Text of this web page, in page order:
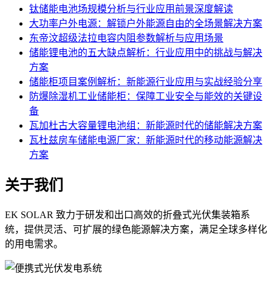
钛储能电池场规模分析与行业应用前景深度解读
大功率户外电源：解锁户外能源自由的全场景解决方案
东帝汶超级法拉电容内阻参数解析与应用场景
储能锂电池的五大缺点解析：行业应用中的挑战与解决
方案
储能柜项目案例解析：新能源行业应用与实战经验分享
防爆除湿机工业储能柜：保障工业安全与能效的关键设
备
瓦加杜古大容量锂电池组：新能源时代的储能解决方案
瓦杜兹房车储能电源厂家：新能源时代的移动能源解决
方案
关于我们
EK SOLAR 致力于研发和出口高效的折叠式光伏集装箱系
统，提供灵活、可扩展的绿色能源解决方案，满足全球多样化
的用电需求。